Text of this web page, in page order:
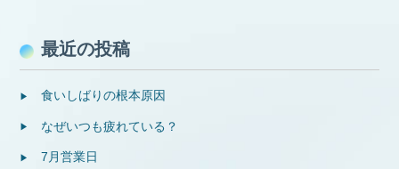
最近の投稿
食いしばりの根本原因
なぜいつも疲れている？
7月営業日